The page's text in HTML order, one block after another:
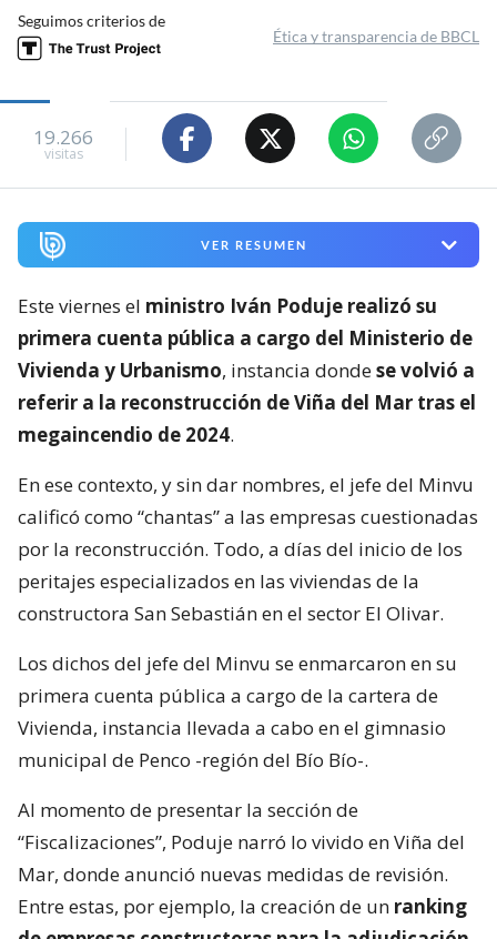
Seguimos criterios de
Ética y transparencia de BBCL
19.266
visitas
VER RESUMEN
Este viernes el ministro Iván Poduje realizó su
primera cuenta pública a cargo del Ministerio de
Vivienda y Urbanismo, instancia dondese volvió a
referir a la reconstrucción de Viña del Mar tras el
megaincendio de 2024.
En ese contexto, y sin dar nombres, el jefe del Minvu
calificó como “chantas” a las empresas cuestionadas
por la reconstrucción. Todo, a días del inicio de los
peritajes especializados en las viviendas de la
constructora San Sebastián en el sector El Olivar.
Los dichos del jefe del Minvu se enmarcaron en su
primera cuenta pública a cargo de la cartera de
Vivienda, instancia llevada a cabo en el gimnasio
municipal de Penco -región del Bío Bío-.
Al momento de presentar la sección de
“Fiscalizaciones”, Poduje narró lo vivido en Viña del
Mar, donde anunció nuevas medidas de revisión.
Entre estas, por ejemplo, la creación de un ranking